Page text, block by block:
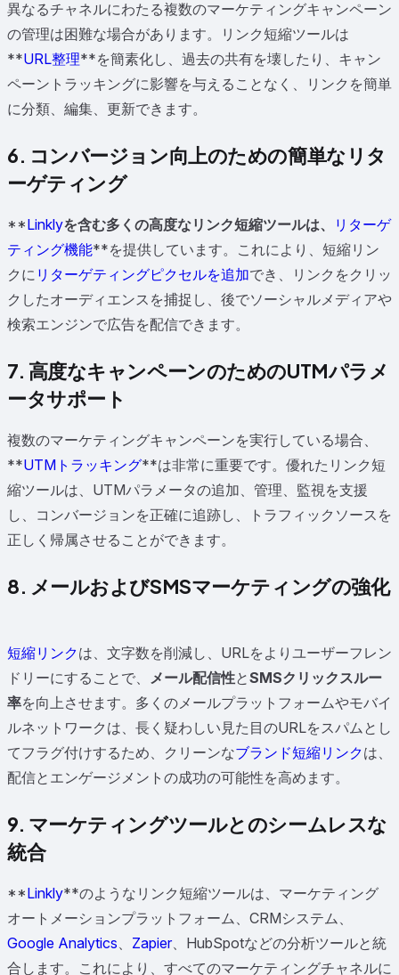
異なるチャネルにわたる複数のマーケティングキャンペーン
の管理は困難な場合があります。リンク短縮ツールは
**URL整理**を簡素化し、過去の共有を壊したり、キャン
ペーントラッキングに影響を与えることなく、リンクを簡単
に分類、編集、更新できます。
6. コンバージョン向上のための簡単なリタ
ーゲティング
**Linklyを含む多くの高度なリンク短縮ツールは、
リターゲ
ティング機能**を提供しています。これにより、短縮リン
クに リターゲティングピクセルを追加でき、リンクをクリッ
クしたオーディエンスを捕捉し、後でソーシャルメディアや
検索エンジンで広告を配信できます。
7. 高度なキャンペーンのためのUTMパラメ
ータサポート
複数のマーケティングキャンペーンを実行している場合、
**UTMトラッキング**は非常に重要です。優れたリンク短
縮ツールは、UTMパラメータの追加、管理、監視を支援
し、コンバージョンを正確に追跡し、トラフィックソースを
正しく帰属させることができます。
8. メールおよびSMSマーケティングの強化
短縮リンクは、文字数を削減し、URLをよりユーザーフレン
ドリーにすることで、 メール配信性とSMSクリックスルー
率を向上させます。多くのメールプラットフォームやモバイ
ルネットワークは、長く疑わしい見た目のURLをスパムとし
てフラグ付けするため、クリーンなブランド短縮リンクは、
配信とエンゲージメントの成功の可能性を高めます。
9. マーケティングツールとのシームレスな
統合
**Linkly**のようなリンク短縮ツールは、マーケティング
オートメーションプラットフォーム、CRMシステム、
Google Analytics、 Zapier、HubSpotなどの分析ツールと統
合します。これにより、すべてのマーケティングチャネルに